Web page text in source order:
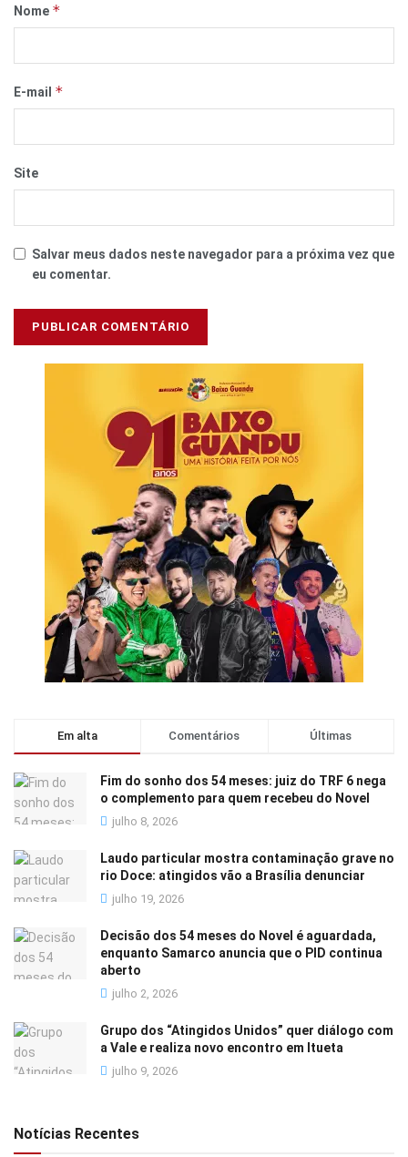
Nome *
E-mail *
Site
Salvar meus dados neste navegador para a próxima vez que
eu comentar.
Em alta Comentários Últimas
Fim do sonho dos 54 meses: juiz do TRF 6 nega
o complemento para quem recebeu do Novel
julho 8, 2026
Laudo particular mostra contaminação grave no
rio Doce: atingidos vão a Brasília denunciar
julho 19, 2026
Decisão dos 54 meses do Novel é aguardada,
enquanto Samarco anuncia que o PID continua
aberto
julho 2, 2026
Grupo dos “Atingidos Unidos” quer diálogo com
a Vale e realiza novo encontro em Itueta
julho 9, 2026
Notícias Recentes